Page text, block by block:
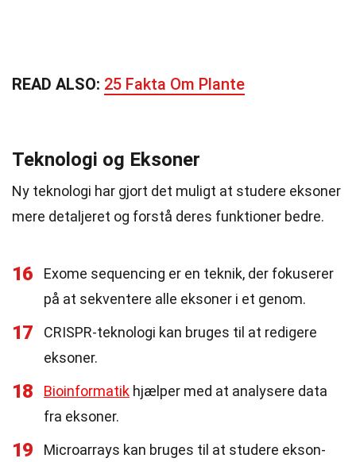
READ ALSO: 25 Fakta Om Plante
Teknologi og Eksoner
Ny teknologi har gjort det muligt at studere eksoner
mere detaljeret og forstå deres funktioner bedre.
16
Exome sequencing er en teknik, der fokuserer
på at sekventere alle eksoner i et genom.
17
CRISPR-teknologi kan bruges til at redigere
eksoner.
18 Bioinformatik hjælper med at analysere data
fra eksoner.
19
Microarrays kan bruges til at studere ekson-